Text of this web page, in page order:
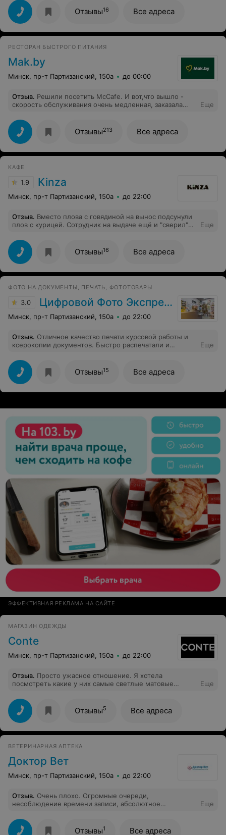
информацию, но и удовольствие от общения.
Отзывы16 Все адреса
РЕСТОРАН БЫСТРОГО ПИТАНИЯ
Mak.by
Минск, пр-т Партизанский, 150а до 00:00
Отзыв. Решили посетить McCafe. И вот,что вышло -
скорость обслуживания очень медленная, заказала
Еще
Отзывы213 Все адреса
КАФЕ
1.9 Kinza
Минск, пр-т Партизанский, 150а до 22:00
Отзыв. Вместо плова с говядиной на вынос подсунули
плов с курицей. Сотрудник на выдаче ещё и "сверил"
говядиной. Зачем обманывать, там рубля 3 разницы?
Еще
Отзывы16 Все адреса
ФОТО НА ДОКУМЕНТЫ, ПЕЧАТЬ, ФОТОТОВАРЫ
3.0 Цифровой Фото Экспресс
Минск, пр-т Партизанский, 150а до 22:00
Отзыв. Отличное качество печати курсовой работы и
ксерокопии документов. Быстро распечатали и
довольна обслуживанием.
Еще
Отзывы15 Все адреса
ЭФФЕКТИВНАЯ РЕКЛАМА НА САЙТЕ
МАГАЗИН ОДЕЖДЫ
Conte
Минск, пр-т Партизанский, 150а до 22:00
Отзыв. Просто ужасное отношение. Я хотела
посмотреть какие у них самые светлые матовые
принесли кофейные даже не темный беж кофейные. И
еще и с таким лицом будто это какое-то одолжение.
Про белье я вообще молчу. Все еще хуже.
Еще
Отзывы5 Все адреса
ВЕТЕРИНАРНАЯ АПТЕКА
Доктор Вет
Минск, пр-т Партизанский, 150а до 22:00
Отзыв. Очень плохо. Огромные очереди,
несоблюдение времени записи, абсолютное
обернулся в полуторачасовое ожидание. Никто об
этом, естественно, не предупреждал. Итог: время
Еще
Отзывы1 Все адреса